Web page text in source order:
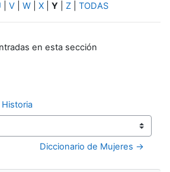
V W X Y Z TODAS
en esta sección
Diccionario de Mujeres →